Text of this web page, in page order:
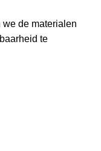
we de materialen
te